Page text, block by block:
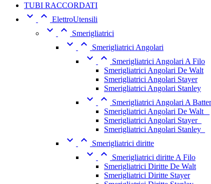
TUBI RACCORDATI
  ElettroUtensili
  Smerigliatrici
  Smerigliatrici Angolari
 
Smerigliatrici Angolari A Filo
Smerigliatrici Angolari De Walt
Smerigliatrici Angolari Stayer
Smerigliatrici Angolari Stanley
 
Smerigliatrici Angolari A
Smerigliatrici Angolari De Walt _
Smerigliatrici Angolari Stayer_
Smerigliatrici Angolari Stanley_
  Smerigliatrici diritte
 
Smerigliatrici diritte A Filo
Smerigliatrici Diritte De Walt
Smerigliatrici Diritte Stayer